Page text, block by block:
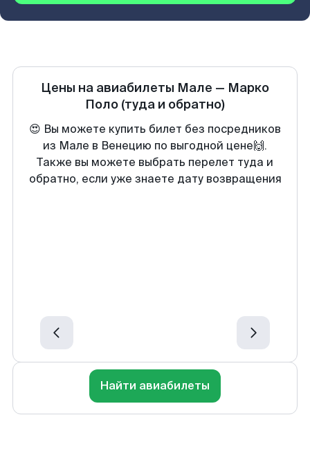
Цены на авиабилеты Мале — Марко
Поло (туда и обратно)
😍 Вы можете купить билет без посредников
из Мале в Венецию по выгодной цене🙌.
Также вы можете выбрать перелет туда и
обратно, если уже знаете дату возвращения
Найти авиабилеты